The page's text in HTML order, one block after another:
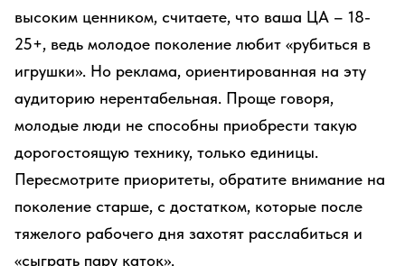
высоким ценником, считаете, что ваша ЦА – 18-
25+, ведь молодое поколение любит «рубиться в
игрушки». Но реклама, ориентированная на эту
аудиторию нерентабельная. Проще говоря,
молодые люди не способны приобрести такую
дорогостоящую технику, только единицы.
Пересмотрите приоритеты, обратите внимание на
поколение старше, с достатком, которые после
тяжелого рабочего дня захотят расслабиться и
«сыграть пару каток».